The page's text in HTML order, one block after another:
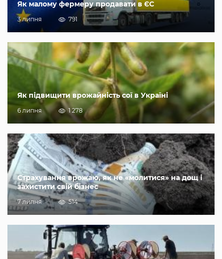
Як малому фермеру продавати в ЄС
3 липня 791
Як підвищити врожайність сої в Україні
6 липня 1 278
Страхування врожаю, як не «молитися» на дощ і
захистити свій бізнес
7 липня 514